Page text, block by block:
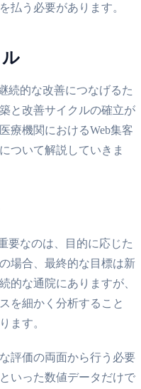
払う必要があります。
続的な改善につなげるた
と改善サイクルの確立が
療機関におけるWeb集客
ついて解説していきま
要なのは、目的に応じた
場合、最終的な目標は新
的な通院にありますが、
を細かく分析すること
ます。
評価の両面から行う必要
いった数値データだけで